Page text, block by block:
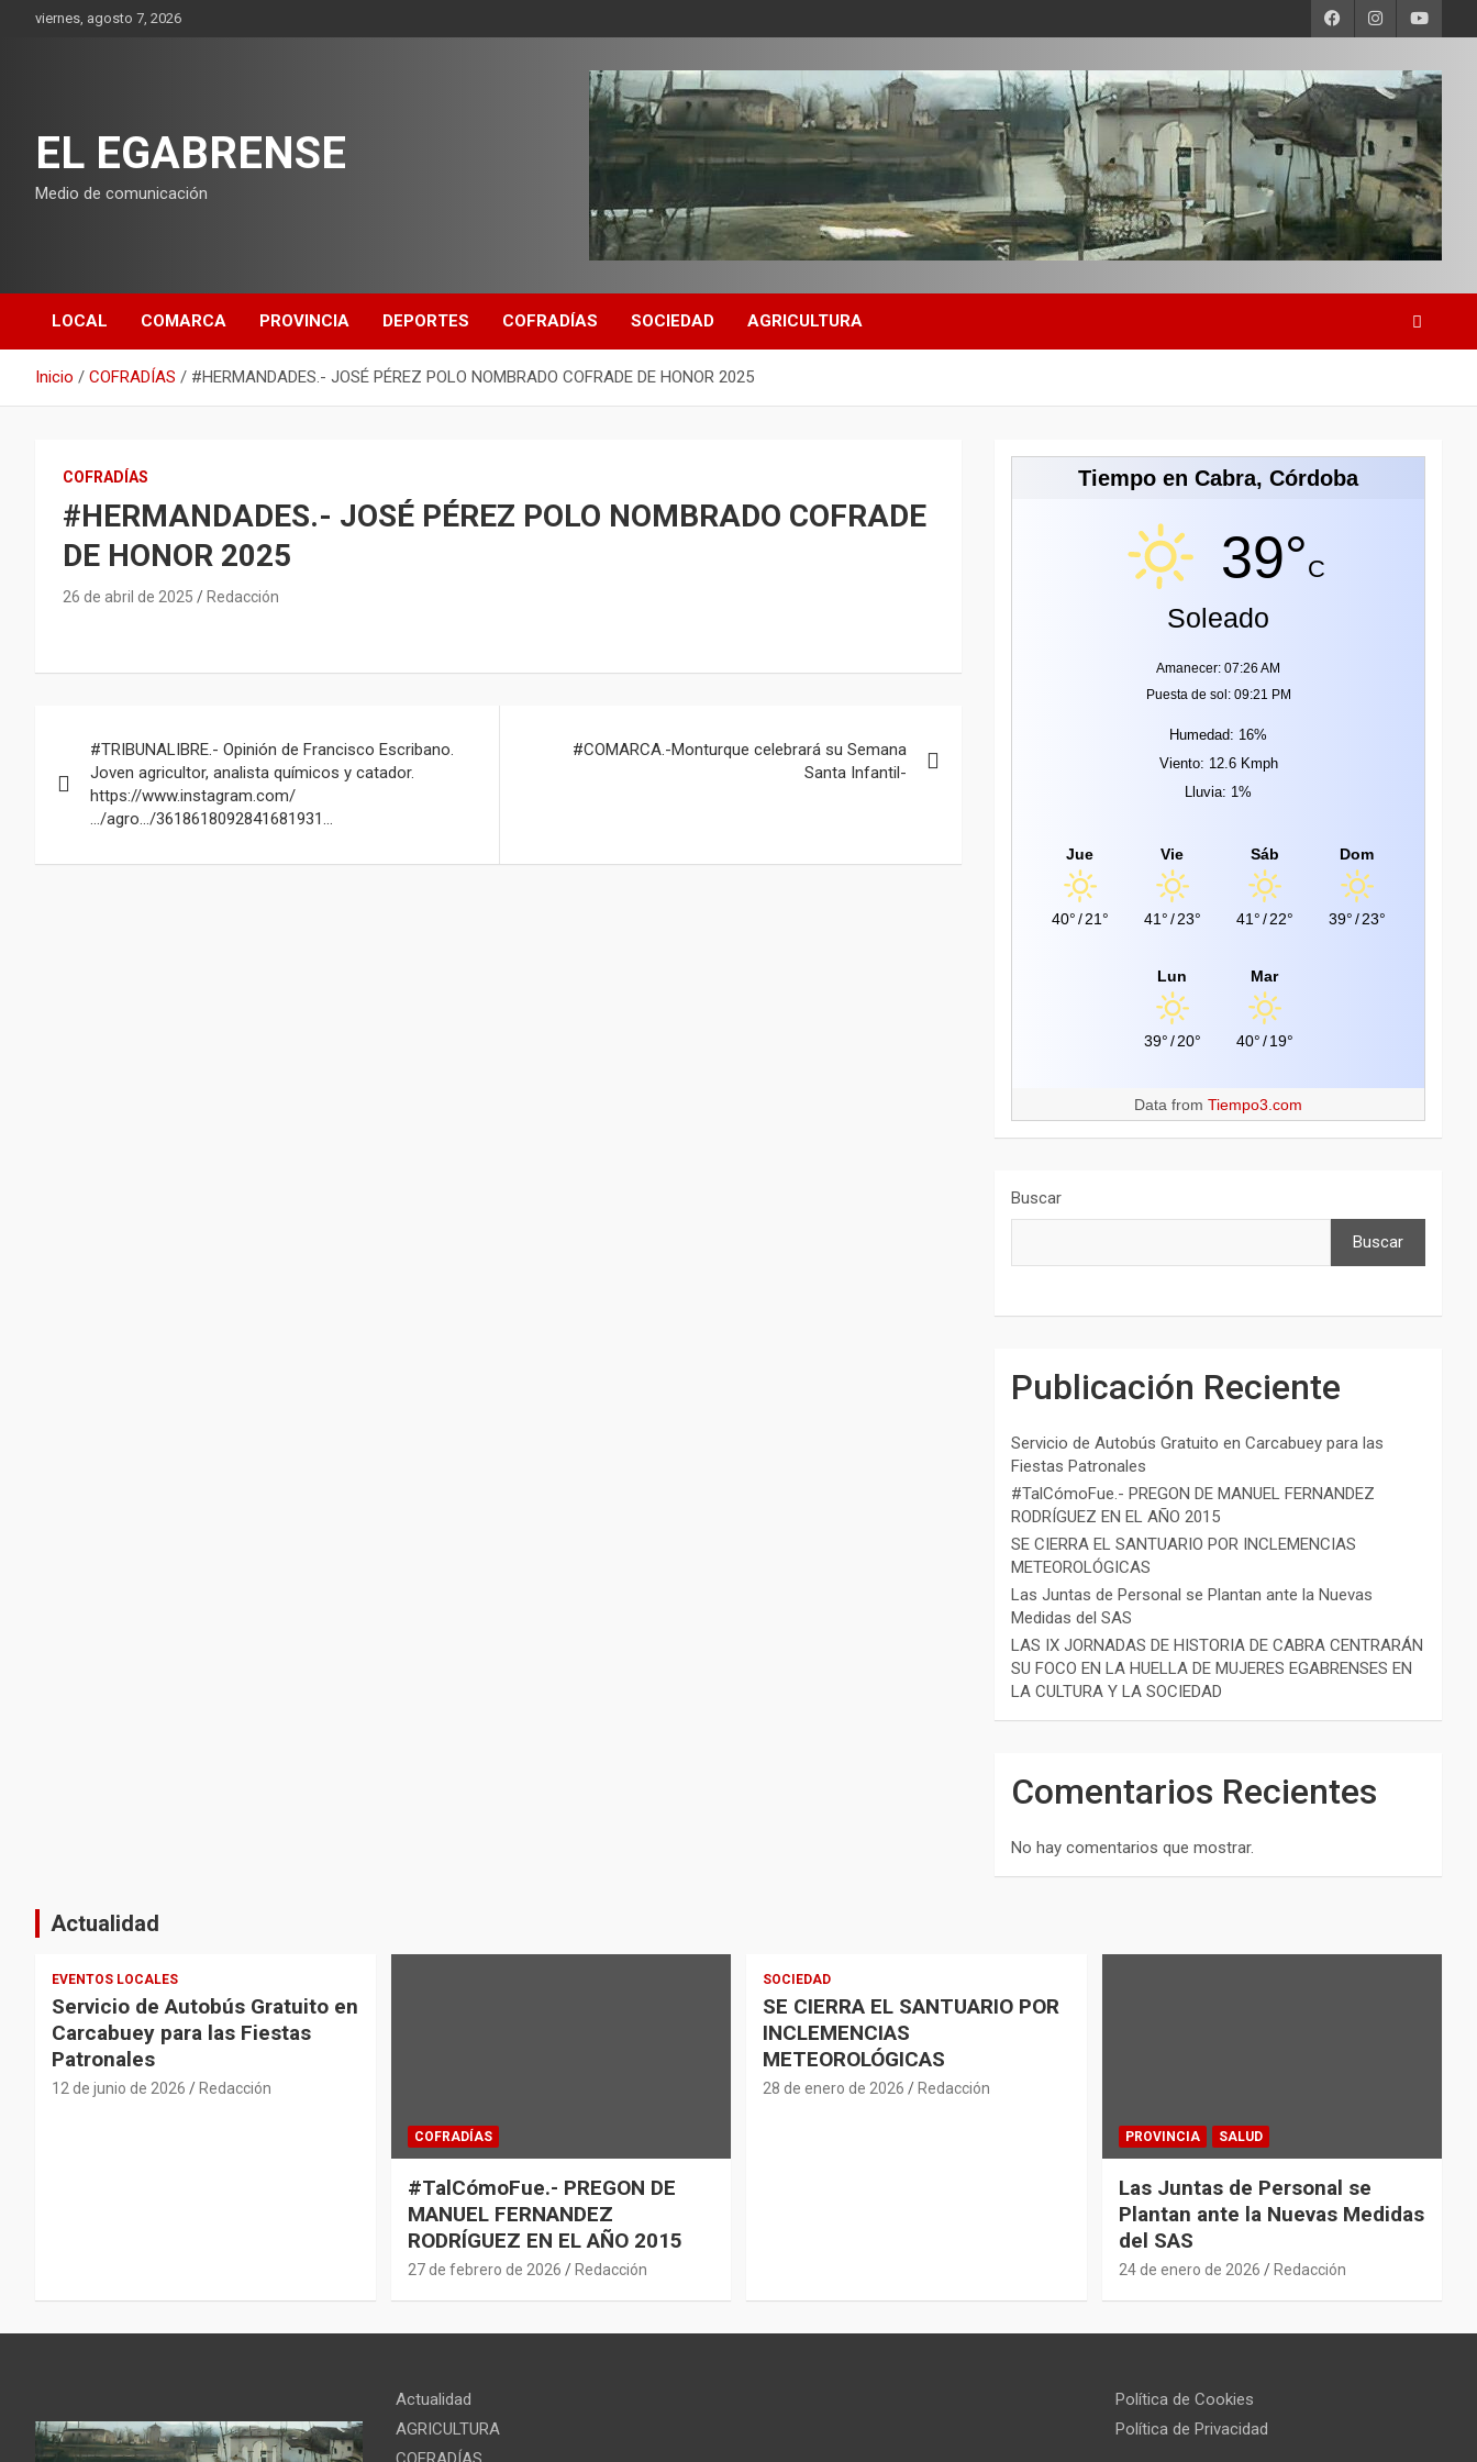
viernes, agosto 7, 2026
EL EGABRENSE
Medio de comunicación
LOCAL COMARCA PROVINCIA DEPORTES COFRADÍAS SOCIEDAD AGRICULTURA
Inicio COFRADÍAS #HERMANDADES.- JOSÉ PÉREZ POLO NOMBRADO COFRADE DE HONOR 2025
COFRADÍAS
#HERMANDADES.- JOSÉ PÉREZ POLO NOMBRADO COFRADE
DE HONOR 2025
26 de abril de 2025 Redacción
de
entradas
#TRIBUNALIBRE.- Opinión de Francisco Escribano.
Joven agricultor, analista químicos y catador.
https://www.instagram.com/
…/agro…/3618618092841681931…
#COMARCA.-Monturque celebrará su Semana
Santa Infantil-
Tiempo en Cabra, Córdoba
39°C
Soleado
Amanecer: 07:26 AM
Puesta de sol: 09:21 PM
Humedad: 16%
Viento: 12.6 Kmph
Lluvia: 1%
Jue
40°/ 21°
Vie
41°/ 23°
Sáb
41°/ 22°
Dom
39°/ 23°
Lun
39°/ 20°
Mar
40°/ 19°
Data fromTiempo3.com
Buscar
Buscar
Publicación Reciente
Servicio de Autobús Gratuito en Carcabuey para las
Fiestas Patronales
#TalCómoFue.- PREGON DE MANUEL FERNANDEZ
RODRÍGUEZ EN EL AÑO 2015
SE CIERRA EL SANTUARIO POR INCLEMENCIAS
METEOROLÓGICAS
Las Juntas de Personal se Plantan ante la Nuevas
Medidas del SAS
LAS IX JORNADAS DE HISTORIA DE CABRA CENTRARÁN
SU FOCO EN LA HUELLA DE MUJERES EGABRENSES EN
LA CULTURA Y LA SOCIEDAD
Comentarios Recientes
No hay comentarios que mostrar.
Actualidad
EVENTOS LOCALES
Servicio de Autobús Gratuito en
Carcabuey para las Fiestas
Patronales
12 de junio de 2026 Redacción
COFRADÍAS
#TalCómoFue.- PREGON DE
MANUEL FERNANDEZ
RODRÍGUEZ EN EL AÑO 2015
27 de febrero de 2026 Redacción
SOCIEDAD
SE CIERRA EL SANTUARIO POR
INCLEMENCIAS
METEOROLÓGICAS
28 de enero de 2026 Redacción
PROVINCIA SALUD
Las Juntas de Personal se
Plantan ante la Nuevas Medidas
del SAS
24 de enero de 2026 Redacción
Actualidad
AGRICULTURA
Política de Cookies
Política de Privacidad